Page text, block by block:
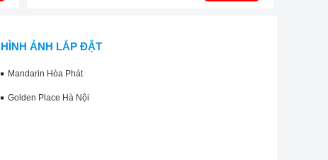
HÌNH ẢNH LẮP ĐẶT
Mandarin Hòa Phát
Golden Place Hà Nội